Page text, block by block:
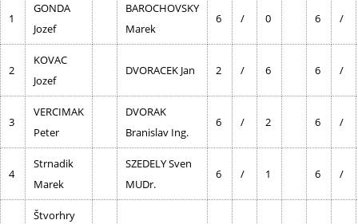
1
GONDA
Jozef
BAROCHOVSKY
Marek
6 / 0 6 /
2
KOVAC
Jozef
DVORACEK Jan 2 / 6 6 /
3
VERCIMAK
Peter
DVORAK
Branislav Ing.
6 / 2 6 /
4
Strnadik
Marek
SZEDELY Sven
MUDr.
6 / 1 6 /
Štvorhry